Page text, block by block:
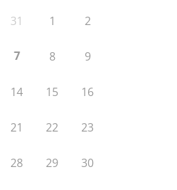
31 1 2
7 8 9
14 15 16
21 22 23
28 29 30